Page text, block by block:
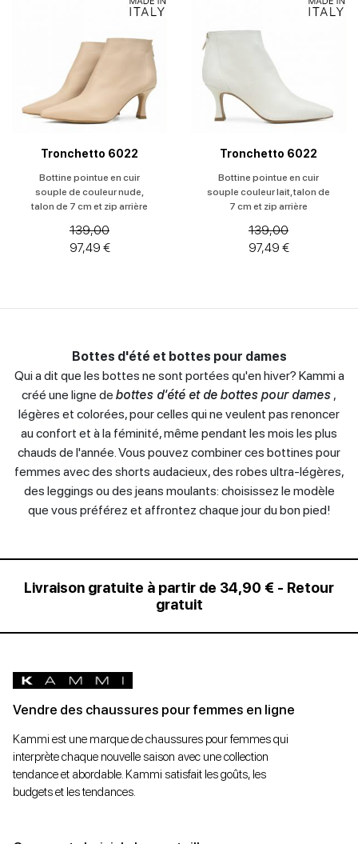
Tronchetto 6022
Bottine pointue en cuir
souple de couleur nude,
talon de 7 cm et zip arrière
139,00
97,49 €
Tronchetto 6022
Bottine pointue en cuir
souple couleur lait, talon de
7 cm et zip arrière
139,00
97,49 €
Bottes d'été et bottes pour dames
Qui a dit que les bottes ne sont portées qu'en hiver? Kammi a
créé une ligne de bottes d'été et de bottes pour dames ,
légères et colorées, pour celles qui ne veulent pas renoncer
au confort et à la féminité, même pendant les mois les plus
chauds de l'année. Vous pouvez combiner ces bottines pour
femmes avec des shorts audacieux, des robes ultra-légères,
des leggings ou des jeans moulants: choisissez le modèle
que vous préférez et affrontez chaque jour du bon pied!
Livraison gratuite à partir de 34,90 € - Retour
gratuit
Vendre des chaussures pour femmes en ligne
Kammi est une marque de chaussures pour femmes qui
interprète chaque nouvelle saison avec une collection
tendance et abordable. Kammi satisfait les goûts, les
budgets et les tendances.